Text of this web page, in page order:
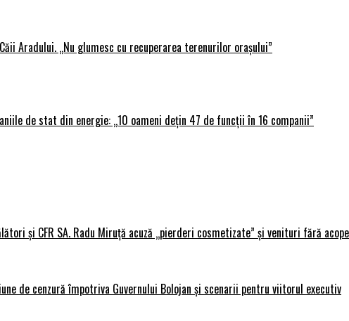
Aradului. „Nu glumesc cu recuperarea terenurilor orașului”
de stat din energie: „10 oameni dețin 47 de funcții în 16 companii”
și CFR SA. Radu Miruță acuză „pierderi cosmetizate” și venituri fără
de cenzură împotriva Guvernului Bolojan și scenarii pentru viitorul executiv